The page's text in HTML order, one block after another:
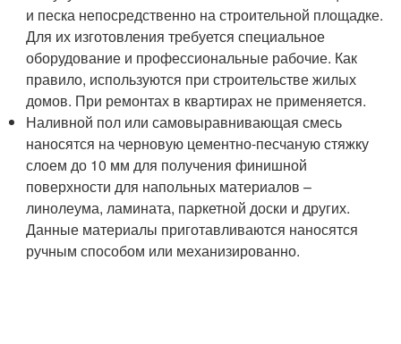
и песка непосредственно на строительной площадке.
Для их изготовления требуется специальное
оборудование и профессиональные рабочие. Как
правило, используются при строительстве жилых
домов. При ремонтах в квартирах не применяется.
Наливной пол или самовыравнивающая смесь
наносятся на черновую цементно-песчаную стяжку
слоем до 10 мм для получения финишной
поверхности для напольных материалов –
линолеума, ламината, паркетной доски и других.
Данные материалы приготавливаются наносятся
ручным способом или механизированно.